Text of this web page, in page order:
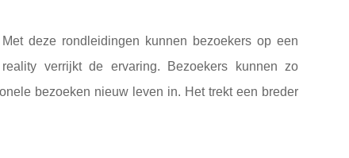
deze rondleidingen kunnen bezoekers op een
verrijkt de ervaring. Bezoekers kunnen zo
bezoeken nieuw leven in. Het trekt een breder